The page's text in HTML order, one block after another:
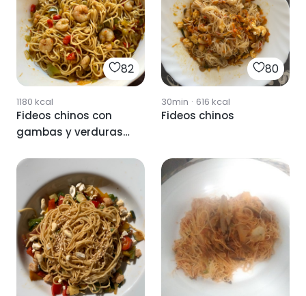
82
1180 kcal
Fideos chinos con
gambas y verduras
80
30min · 616 kcal
Fideos chinos